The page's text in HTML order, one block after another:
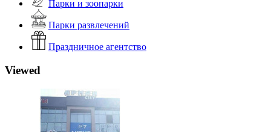
Парки и зоопарки
Парки развлечений
Праздничное агентство
Viewed